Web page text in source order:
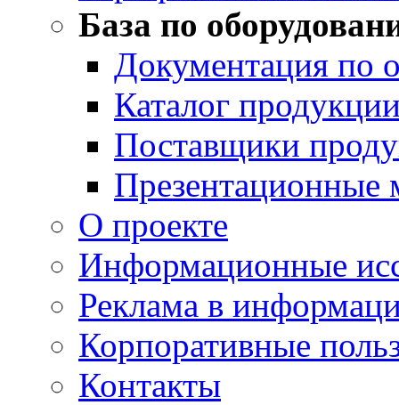
База по
Документация по
Каталог
Поставщики
Презентационные
О проекте
Информационные
Реклама в
Корпоративные
Контакты